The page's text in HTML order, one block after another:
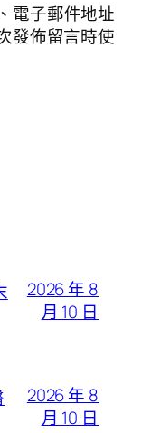
電子郵件地址
發佈留言時使
2026 年 8
月 10 日
2026 年 8
月 10 日